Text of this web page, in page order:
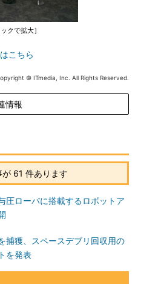
クで拡大］
こちら
© ITmedia, Inc. All Rights Reserved.
情報
61 件あります
圧ローバに搭載するロボットア
捕獲、スペースデブリ回収用の
を発表